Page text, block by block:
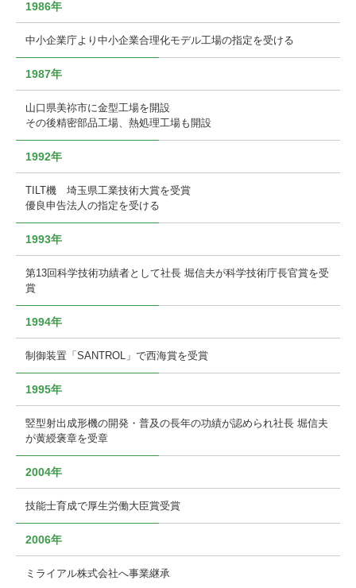
1986年
中小企業庁より中小企業合理化モデル工場の指定を受ける
1987年
山口県美祢市に金型工場を開設
その後精密部品工場、熱処理工場も開設
1992年
TILT機 埼玉県工業技術大賞を受賞
優良申告法人の指定を受ける
1993年
第13回科学技術功績者として社長 堀信夫が科学技術庁長官賞を受
賞
1994年
制御装置「SANTROL」で西海賞を受賞
1995年
竪型射出成形機の開発・普及の長年の功績が認められ社長 堀信夫
が黄綬褒章を受章
2004年
技能士育成で厚生労働大臣賞受賞
2006年
ミライアル株式会社へ事業継承